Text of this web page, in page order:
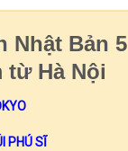
Nhật Bản 5
từ Hà Nội
PHÚ SĨ